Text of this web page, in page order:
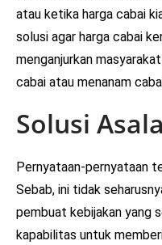
atau ketika harga cabai
solusi agar harga cabai
menganjurkan
cabai atau menanam
Solusi
Pernyataan-pernyataan
Sebab, ini tidak
pembuat kebijakan yang
kapabilitas untuk